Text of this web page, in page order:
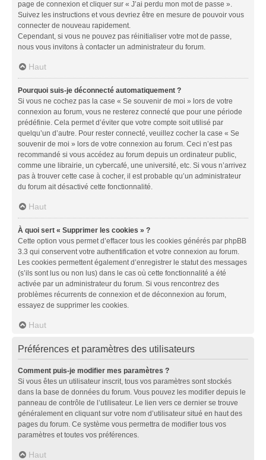
page de connexion et cliquer sur « J’ai perdu mon mot de passe ».
Suivez les instructions et vous devriez être en mesure de pouvoir vous
connecter de nouveau rapidement.
Cependant, si vous ne pouvez pas réinitialiser votre mot de passe,
nous vous invitons à contacter un administrateur du forum.
Haut
Pourquoi suis-je déconnecté automatiquement ?
Si vous ne cochez pas la case « Se souvenir de moi » lors de votre
connexion au forum, vous ne resterez connecté que pour une période
prédéfinie. Cela permet d’éviter que votre compte soit utilisé par
quelqu’un d’autre. Pour rester connecté, veuillez cocher la case « Se
souvenir de moi » lors de votre connexion au forum. Ceci n’est pas
recommandé si vous accédez au forum depuis un ordinateur public,
comme une librairie, un cybercafé, une université, etc. Si vous n’arrivez
pas à trouver cette case à cocher, il est probable qu’un administrateur
du forum ait désactivé cette fonctionnalité.
Haut
À quoi sert « Supprimer les cookies » ?
Cette option vous permet d’effacer tous les cookies générés par phpBB
3.3 qui conservent votre authentification et votre connexion au forum.
Les cookies permettent également d’enregistrer le statut des messages
(s’ils sont lus ou non lus) dans le cas où cette fonctionnalité a été
activée par un administrateur du forum. Si vous rencontrez des
problèmes récurrents de connexion et de déconnexion au forum,
essayez de supprimer les cookies.
Haut
Préférences et paramètres des utilisateurs
Comment puis-je modifier mes paramètres ?
Si vous êtes un utilisateur inscrit, tous vos paramètres sont stockés
dans la base de données du forum. Vous pouvez les modifier depuis le
panneau de contrôle de l’utilisateur. Le lien vers ce dernier se trouve
généralement en cliquant sur votre nom d’utilisateur situé en haut des
pages du forum. Ce système vous permettra de modifier tous vos
paramètres et toutes vos préférences.
Haut